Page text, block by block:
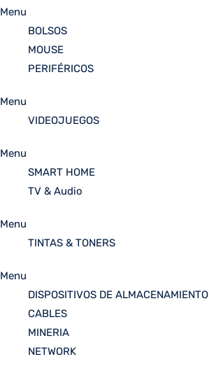
Menu
BOLSOS
MOUSE
PERIFÉRICOS
Menu
VIDEOJUEGOS
Menu
SMART HOME
TV & Audio
Menu
TINTAS & TONERS
Menu
DISPOSITIVOS DE ALMACENAMIENTO
CABLES
MINERIA
NETWORK